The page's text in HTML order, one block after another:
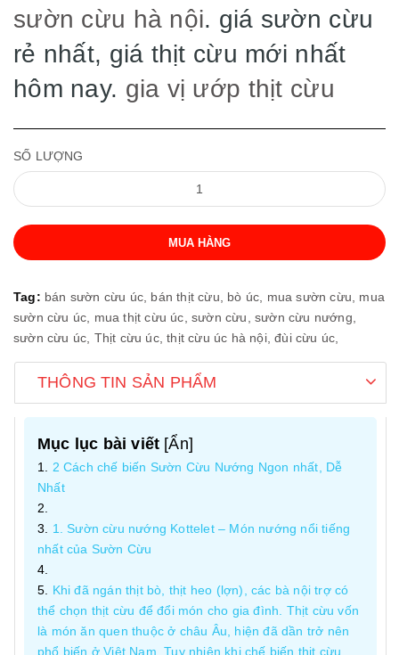
sườn cừu hà nội. giá sườn cừu
rẻ nhất, giá thịt cừu mới nhất
hôm nay. gia vị ướp thịt cừu
SỐ LƯỢNG
MUA HÀNG
Tag: bán sườn cừu úc, bán thịt cừu, bò úc, mua sườn cừu, mua
sườn cừu úc, mua thịt cừu úc,sườn cừu,sườn cừu nướng,
sườn cừu úc, Thịt cừu úc,thịt cừu úc hà nội,đùi cừu úc,
THÔNG TIN SẢN PHẨM
Mục lục bài viết [Ẩn]
2 Cách chế biến Sườn Cừu Nướng Ngon nhất, Dễ
Nhất
1. Sườn cừu nướng Kottelet – Món nướng nổi tiếng
nhất của Sườn Cừu
Khi đã ngán thịt bò, thịt heo (lợn), các bà nội trợ có
thể chọn thịt cừu để đổi món cho gia đình. Thịt cừu vốn
là món ăn quen thuộc ở châu Âu, hiện đã dần trở nên
phổ biến ở Việt Nam. Tuy nhiên khi chế biến thịt cừu,